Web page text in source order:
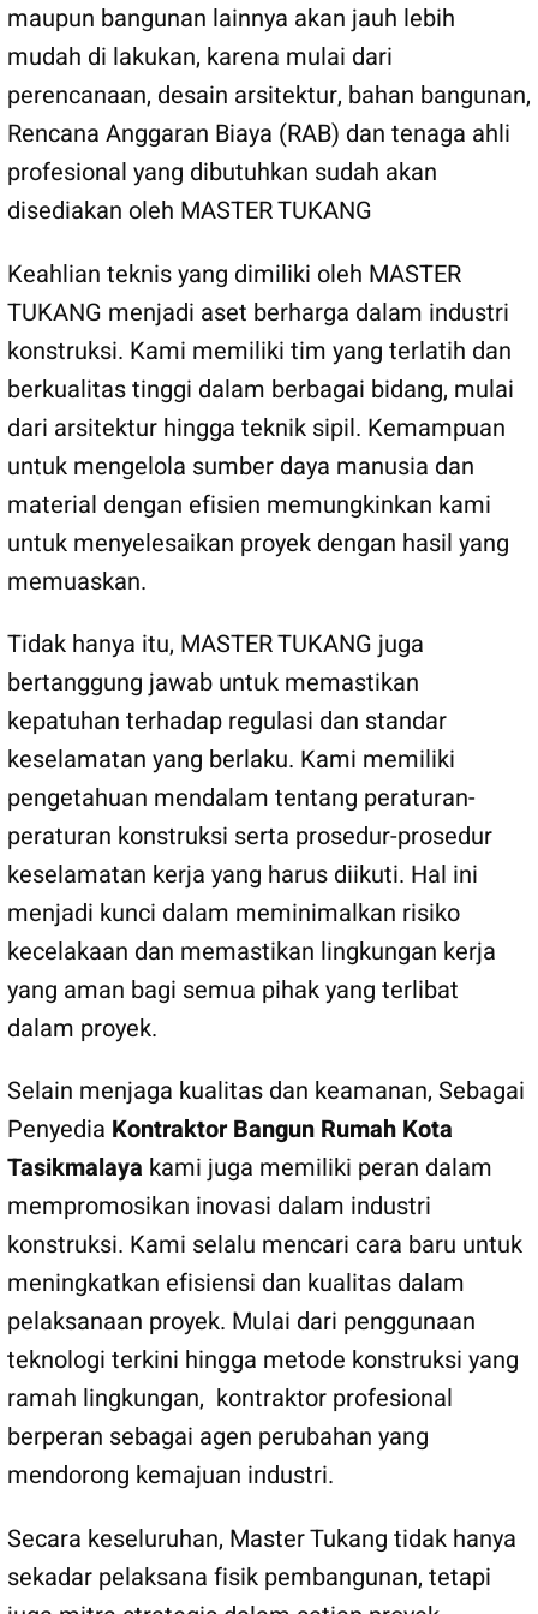
maupun bangunan lainnya akan jauh lebih
mudah di lakukan, karena mulai dari
perencanaan, desain arsitektur, bahan bangunan,
Rencana Anggaran Biaya (RAB) dan tenaga ahli
profesional yang dibutuhkan sudah akan
disediakan oleh MASTER TUKANG
Keahlian teknis yang dimiliki oleh MASTER
TUKANG menjadi aset berharga dalam industri
konstruksi. Kami memiliki tim yang terlatih dan
berkualitas tinggi dalam berbagai bidang, mulai
dari arsitektur hingga teknik sipil. Kemampuan
untuk mengelola sumber daya manusia dan
material dengan efisien memungkinkan kami
untuk menyelesaikan proyek dengan hasil yang
memuaskan.
Tidak hanya itu, MASTER TUKANG juga
bertanggung jawab untuk memastikan
kepatuhan terhadap regulasi dan standar
keselamatan yang berlaku. Kami memiliki
pengetahuan mendalam tentang peraturan-
peraturan konstruksi serta prosedur-prosedur
keselamatan kerja yang harus diikuti. Hal ini
menjadi kunci dalam meminimalkan risiko
kecelakaan dan memastikan lingkungan kerja
yang aman bagi semua pihak yang terlibat
dalam proyek.
Selain menjaga kualitas dan keamanan, Sebagai
Penyedia Kontraktor Bangun Rumah Kota
Tasikmalaya kami juga memiliki peran dalam
mempromosikan inovasi dalam industri
konstruksi. Kami selalu mencari cara baru untuk
meningkatkan efisiensi dan kualitas dalam
pelaksanaan proyek. Mulai dari penggunaan
teknologi terkini hingga metode konstruksi yang
ramah lingkungan, kontraktor profesional
berperan sebagai agen perubahan yang
mendorong kemajuan industri.
Secara keseluruhan, Master Tukang tidak hanya
sekadar pelaksana fisik pembangunan, tetapi